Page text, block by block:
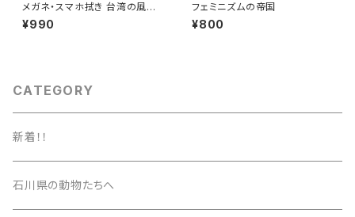
メガネ・スマホ拭き 台湾の風景
（ジューススタンド）
¥990
フェミニズムの帝国
¥800
CATEGORY
新着！！
石川県の動物たちへ